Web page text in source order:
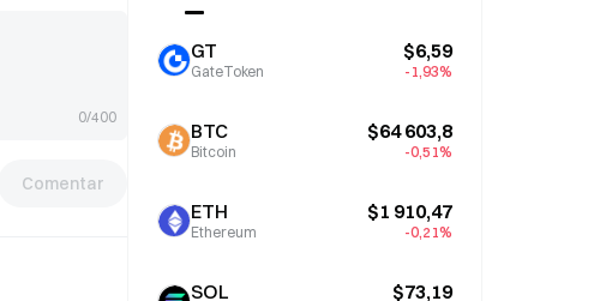
0/400
Comentar
GT
GateToken
$6,59
-1,93%
BTC
Bitcoin
$64 603,8
-0,51%
ETH
Ethereum
$1 910,47
-0,21%
SOL $73,19